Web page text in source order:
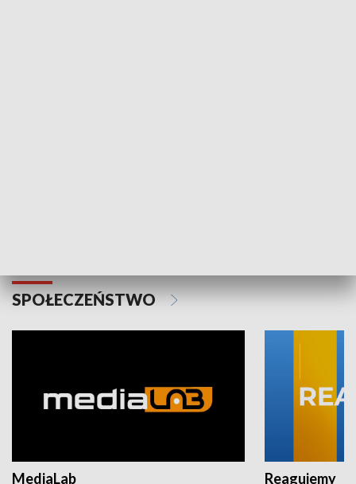
SPOŁECZEŃSTWO
MediaLab Reagujemy